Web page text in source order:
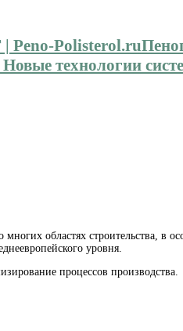
технологии
областях строительства, в
уровня.
процессов производства.